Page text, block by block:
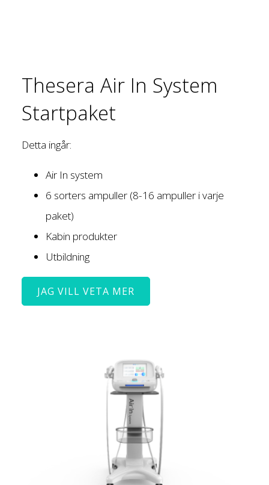
Thesera Air In System
Startpaket
Detta ingår:
Air In system
6 sorters ampuller (8-16 ampuller i varje
paket)
Kabin produkter
Utbildning
JAG VILL VETA MER